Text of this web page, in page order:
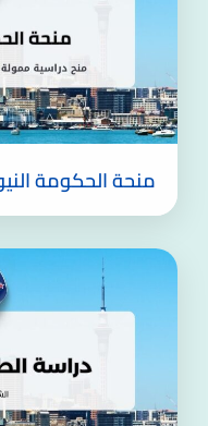
منحة الحكومة